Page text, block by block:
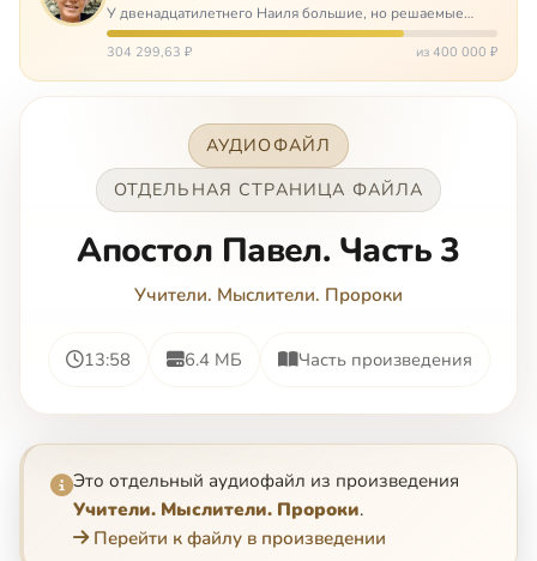
У двенадцатилетнего Наиля большие, но решаемые
проблемы. Он болен редкой болезнью, которая ставит
перед ним множество непростых задача, угрожая в
304 299,63 ₽ из 400 000 ₽
АУДИОФАЙЛ
ОТДЕЛЬНАЯ СТРАНИЦА ФАЙЛА
Апостол Павел. Часть 3
Учители. Мыслители. Пророки
13:58 6.4 МБ Часть произведения
Это отдельный аудиофайл из произведения
Учители. Мыслители. Пророки.
Перейти к файлу в произведении